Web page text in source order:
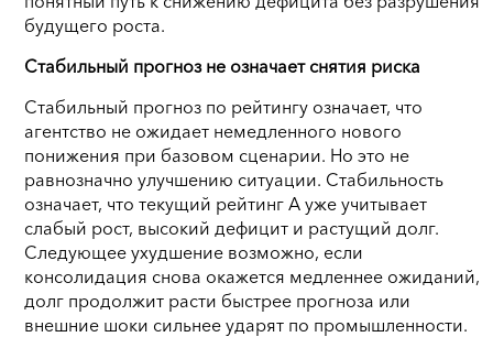
будущего роста.
Стабильный прогноз не означает снятия риска
Стабильный прогноз по рейтингу означает, что
агентство не ожидает немедленного нового
понижения при базовом сценарии. Но это не
равнозначно улучшению ситуации. Стабильность
означает, что текущий рейтинг A уже учитывает
слабый рост, высокий дефицит и растущий долг.
Следующее ухудшение возможно, если
консолидация снова окажется медленнее ожиданий,
долг продолжит расти быстрее прогноза или
внешние шоки сильнее ударят по промышленности.